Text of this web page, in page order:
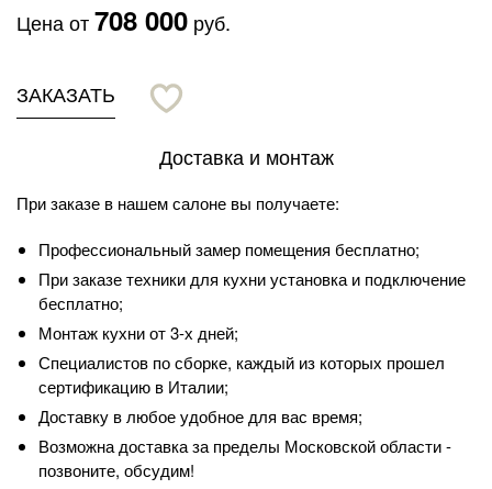
Цена от708 000 руб.
ЗАКАЗАТЬ
Доставка и монтаж
При заказе в нашем салоне вы получаете:
Профессиональный замер помещения бесплатно;
При заказе техники для кухни установка и подключение
бесплатно;
Монтаж кухни от 3-х дней;
Специалистов по сборке, каждый из которых прошел
сертификацию в Италии;
Доставку в любое удобное для вас время;
Возможна доставка за пределы Московской области -
позвоните, обсудим!